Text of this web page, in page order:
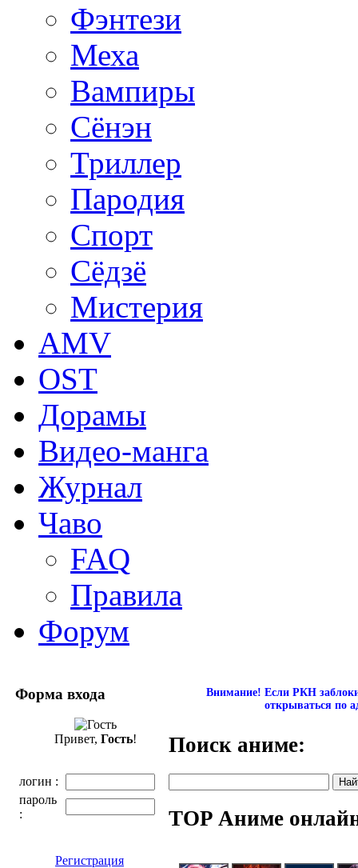
Фэнтези
Меха
Вампиры
Сёнэн
Триллер
Пародия
Спорт
Сёдзё
Мистерия
AMV
OST
Дорамы
Видео-манга
Журнал
Чаво
FAQ
Правила
Форум
Форма входа
Привет, Гость!
логин :
пароль
:
Регистрация
Внимание! Если РКН
открываться по
Поиск аниме:
TOP Аниме